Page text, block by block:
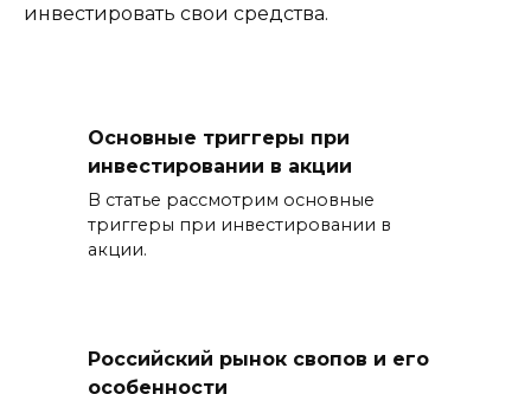
инвестировать свои средства.
Основные триггеры при
инвестировании в акции
В статье рассмотрим основные
триггеры при инвестировании в
акции.
Российский рынок свопов и его
особенности